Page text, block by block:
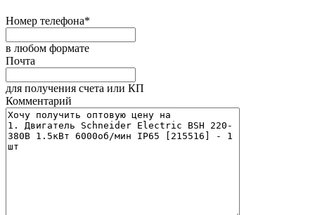
Номер телефона*
в любом формате
Почта
для получения счета или КП
Комментарий